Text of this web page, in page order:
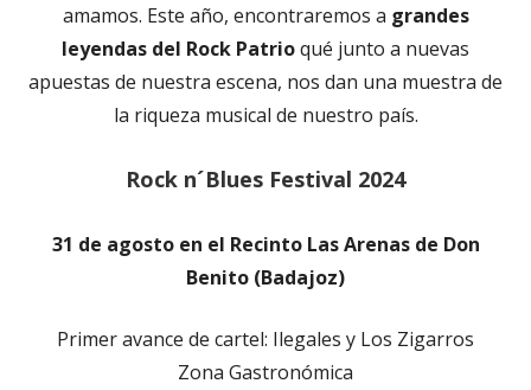
amamos. Este año, encontraremos a grandes
leyendas del Rock Patrioqué junto a nuevas
apuestas de nuestra escena, nos dan una muestra de
la riqueza musical de nuestro país.
Rock n´Blues Festival 2024
31 de agosto en el Recinto Las Arenas de Don
Benito (Badajoz)
Primer avance de cartel: Ilegales y Los Zigarros
Zona Gastronómica